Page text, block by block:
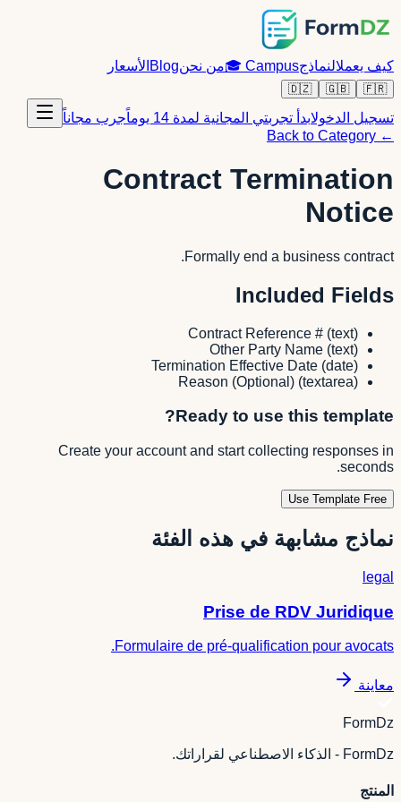
كيف يعملالنماذجCampus
🎓من نحنBlog الأسعار
🇫🇷
🇬🇧
🇩🇿
تسجيل الدخولابدأ تجربتي المجانية لمدة 14 يوماً
جرب مجاناً
← Back to Category
Contract Termination
Notice
Formally end a business contract.
Included Fields
Contract Reference # (text)
Other Party Name (text)
Termination Effective Date (date)
Reason (Optional) (textarea)
Ready to use this template?
Create your account and start collecting responses in
seconds.
Use Template Free
نماذج مشابهة في هذه الفئة
legal
Prise de RDV Juridique
Formulaire de pré-qualification pour avocats.
معاينة
FormDz
FormDz - الذكاء الاصطناعي لقراراتك.
المنتج